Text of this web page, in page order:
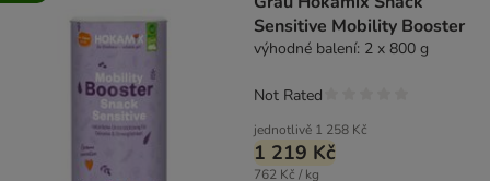
Sensitive Mobility Booster
výhodné balení: 2 x 800 g
jednotlivě 1 258 Kč
1 219 Kč
762 Kč / kg
Not Rated